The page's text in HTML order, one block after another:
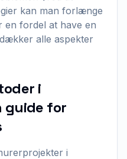
kan man forlænge
en fordel at have en
alle aspekter
i
guide for
i